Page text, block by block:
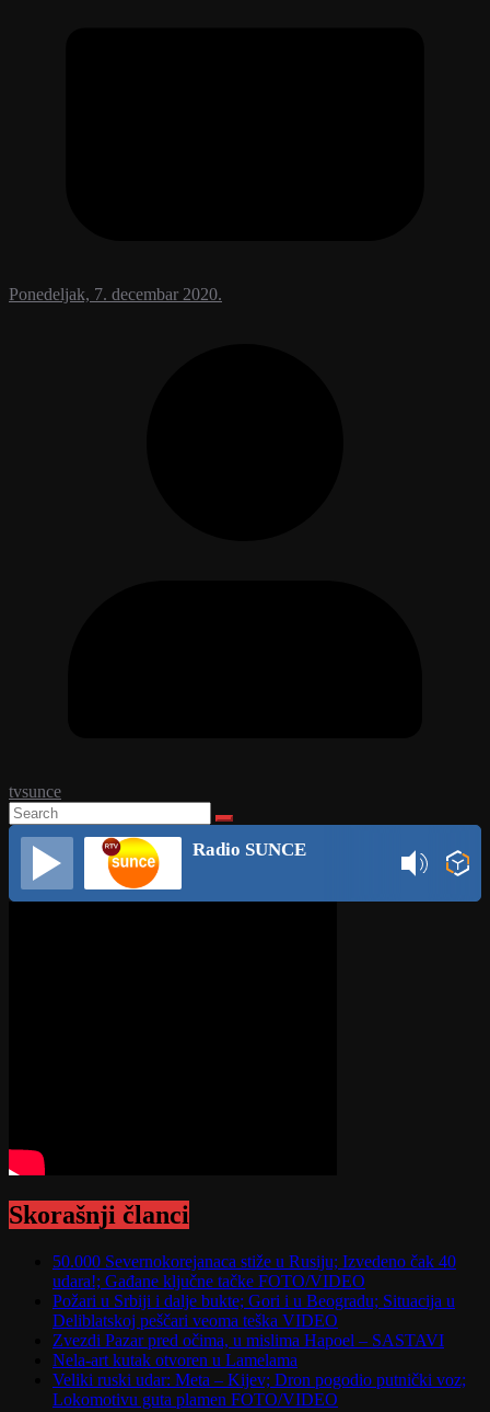
Ponedeljak, 7. decembar 2020.
tvsunce
Radio SUNCE
Skorašnji članci
50.000 Severnokorejanaca stiže u Rusiju; Izvedeno čak 40
udara!; Gađane ključne tačke FOTO/VIDEO
Požari u Srbiji i dalje bukte; Gori i u Beogradu; Situacija u
Deliblatskoj peščari veoma teška VIDEO
Zvezdi Pazar pred očima, u mislima Hapoel – SASTAVI
Nela-art kutak otvoren u Lamelama
Veliki ruski udar: Meta – Kijev; Dron pogodio putnički voz;
Lokomotivu guta plamen FOTO/VIDEO